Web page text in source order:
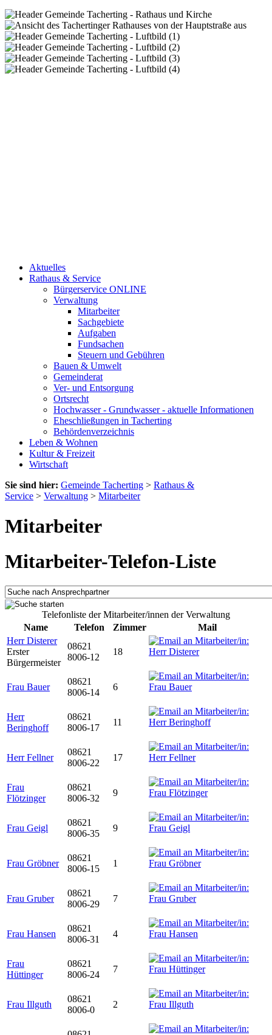
Aktuelles
Rathaus & Service
Bürgerservice ONLINE
Verwaltung
Mitarbeiter
Sachgebiete
Aufgaben
Fundsachen
Steuern und Gebühren
Bauen & Umwelt
Gemeinderat
Ver- und Entsorgung
Ortsrecht
Hochwasser - Grundwasser - aktuelle Informationen
Eheschließungen in Tacherting
Behördenverzeichnis
Leben & Wohnen
Kultur & Freizeit
Wirtschaft
Sie sind hier: Gemeinde Tacherting > Rathaus &
Service > Verwaltung > Mitarbeiter
Mitarbeiter
Mitarbeiter-Telefon-Liste
Telefonliste der Mitarbeiter/innen der Verwaltung
Name
Telefon Zimmer
Mail
Herr Disterer
Erster
Bürgermeister
08621
8006-12
18
Frau Bauer
08621
8006-14
6
Herr
Beringhoff
08621
8006-17
11
Herr Fellner
08621
8006-22
17
Frau
Flötzinger
08621
8006-32
9
Frau Geigl
08621
8006-35
9
Frau Gröbner
08621
8006-15
1
Frau Gruber
08621
8006-29
7
Frau Hansen
08621
8006-31
4
Frau
Hüttinger
08621
8006-24
7
Frau Illguth
08621
8006-0
2